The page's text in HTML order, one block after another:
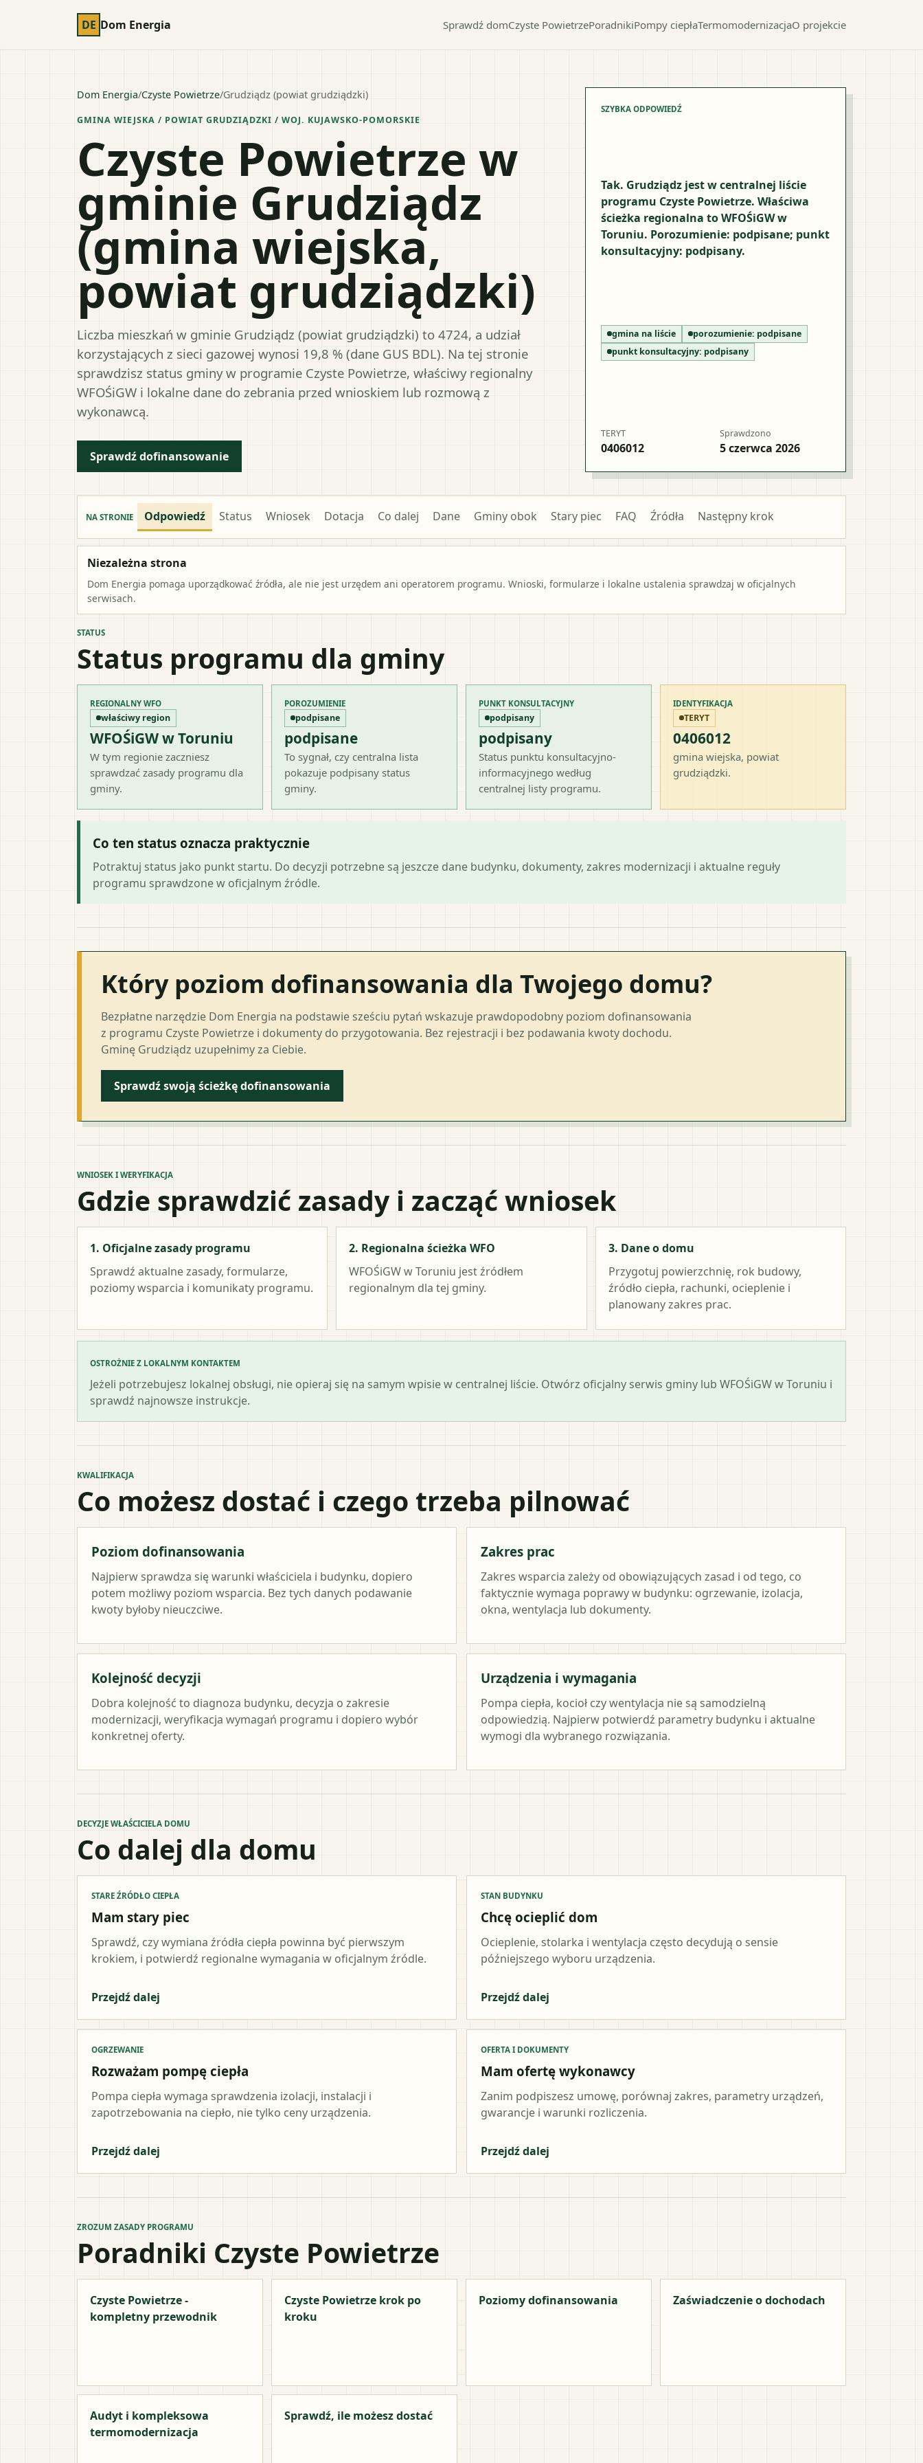
DE Dom Energia Sprawdź domCzyste PowietrzePoradnikiPompy ciepłaTermomodernizacjaO projekcie
Dom Energia/Czyste Powietrze/Grudziądz (powiat grudziądzki)
GMINA WIEJSKA / POWIAT GRUDZIĄDZKI / WOJ. KUJAWSKO-POMORSKIE
Czyste Powietrze w
gminie Grudziądz
(gmina wiejska,
powiat grudziądzki)
Liczba mieszkań w gminie Grudziądz (powiat grudziądzki) to 4724, a udział
korzystających z sieci gazowej wynosi 19,8 % (dane GUS BDL). Na tej stronie
sprawdzisz status gminy w programie Czyste Powietrze, właściwy regionalny
WFOŚiGW i lokalne dane do zebrania przed wnioskiem lub rozmową z
wykonawcą.
Sprawdź dofinansowanie
SZYBKA ODPOWIEDŹ
Tak. Grudziądz jest w centralnej liście
programu Czyste Powietrze. Właściwa
ścieżka regionalna to WFOŚiGW w
Toruniu. Porozumienie: podpisane; punkt
konsultacyjny: podpisany.
gmina na liście porozumienie: podpisane
punkt konsultacyjny: podpisany
TERYT
0406012
Sprawdzono
5 czerwca 2026
NA STRONIE Odpowiedź Status Wniosek Dotacja Co dalej Dane Gminy obok Stary piec FAQ Źródła Następny krok
Niezależna strona
Dom Energia pomaga uporządkować źródła, ale nie jest urzędem ani operatorem programu. Wnioski, formularze i lokalne ustalenia sprawdzaj w oficjalnych
serwisach.
STATUS
Status programu dla gminy
REGIONALNY WFO
właściwy region
WFOŚiGW w Toruniu
W tym regionie zaczniesz
sprawdzać zasady programu dla
gminy.
POROZUMIENIE
podpisane
podpisane
To sygnał, czy centralna lista
pokazuje podpisany status
gminy.
PUNKT KONSULTACYJNY
podpisany
podpisany
Status punktu konsultacyjno-
informacyjnego według
centralnej listy programu.
IDENTYFIKACJA
TERYT
0406012
gmina wiejska, powiat
grudziądzki.
Co ten status oznacza praktycznie
Potraktuj status jako punkt startu. Do decyzji potrzebne są jeszcze dane budynku, dokumenty, zakres modernizacji i aktualne reguły
programu sprawdzone w oficjalnym źródle.
Który poziom dofinansowania dla Twojego domu?
Bezpłatne narzędzie Dom Energia na podstawie sześciu pytań wskazuje prawdopodobny poziom dofinansowania
z programu Czyste Powietrze i dokumenty do przygotowania. Bez rejestracji i bez podawania kwoty dochodu.
Gminę Grudziądz uzupełnimy za Ciebie.
Sprawdź swoją ścieżkę dofinansowania
WNIOSEK I WERYFIKACJA
Gdzie sprawdzić zasady i zacząć wniosek
1. Oficjalne zasady programu
Sprawdź aktualne zasady, formularze,
poziomy wsparcia i komunikaty programu.
2. Regionalna ścieżka WFO
WFOŚiGW w Toruniu jest źródłem
regionalnym dla tej gminy.
3. Dane o domu
Przygotuj powierzchnię, rok budowy,
źródło ciepła, rachunki, ocieplenie i
planowany zakres prac.
OSTROŻNIE Z LOKALNYM KONTAKTEM
Jeżeli potrzebujesz lokalnej obsługi, nie opieraj się na samym wpisie w centralnej liście. Otwórz oficjalny serwis gminy lub WFOŚiGW w Toruniu i
sprawdź najnowsze instrukcje.
KWALIFIKACJA
Co możesz dostać i czego trzeba pilnować
Poziom dofinansowania
Najpierw sprawdza się warunki właściciela i budynku, dopiero
potem możliwy poziom wsparcia. Bez tych danych podawanie
kwoty byłoby nieuczciwe.
Zakres prac
Zakres wsparcia zależy od obowiązujących zasad i od tego, co
faktycznie wymaga poprawy w budynku: ogrzewanie, izolacja,
okna, wentylacja lub dokumenty.
Kolejność decyzji
Dobra kolejność to diagnoza budynku, decyzja o zakresie
modernizacji, weryfikacja wymagań programu i dopiero wybór
konkretnej oferty.
Urządzenia i wymagania
Pompa ciepła, kocioł czy wentylacja nie są samodzielną
odpowiedzią. Najpierw potwierdź parametry budynku i aktualne
wymogi dla wybranego rozwiązania.
DECYZJE WŁAŚCICIELA DOMU
Co dalej dla domu
STARE ŹRÓDŁO CIEPŁA
Mam stary piec
Sprawdź, czy wymiana źródła ciepła powinna być pierwszym
krokiem, i potwierdź regionalne wymagania w oficjalnym źródle.
Przejdź dalej
STAN BUDYNKU
Chcę ocieplić dom
Ocieplenie, stolarka i wentylacja często decydują o sensie
późniejszego wyboru urządzenia.
Przejdź dalej
OGRZEWANIE
Rozważam pompę ciepła
Pompa ciepła wymaga sprawdzenia izolacji, instalacji i
zapotrzebowania na ciepło, nie tylko ceny urządzenia.
Przejdź dalej
OFERTA I DOKUMENTY
Mam ofertę wykonawcy
Zanim podpiszesz umowę, porównaj zakres, parametry urządzeń,
gwarancje i warunki rozliczenia.
Przejdź dalej
ZROZUM ZASADY PROGRAMU
Poradniki Czyste Powietrze
Czyste Powietrze -
kompletny przewodnik
Czyste Powietrze krok po
kroku
Poziomy dofinansowania Zaświadczenie o dochodach
Audyt i kompleksowa
termomodernizacja
Sprawdź, ile możesz dostać